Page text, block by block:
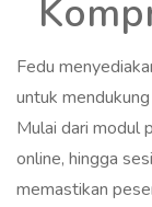
Fedu
untuk
Mulai dari modul
online, hingga
memastikan